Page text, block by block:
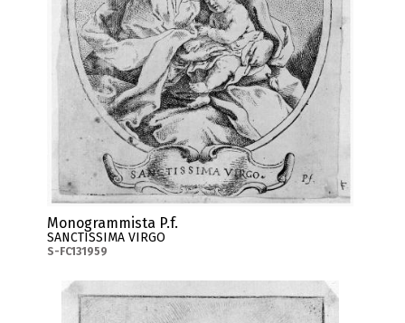
Monogrammista P.f.
SANCTISSIMA VIRGO
S-FC131959